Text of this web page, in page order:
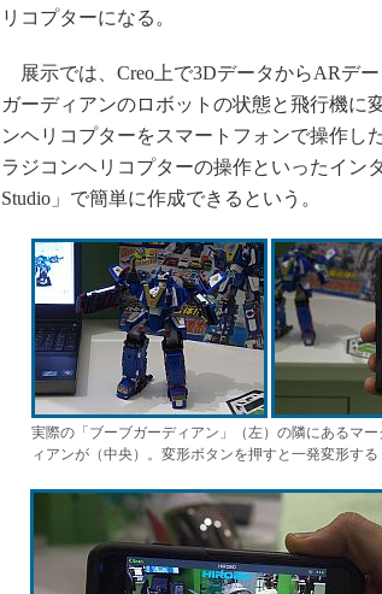
リコプターになる。
展示では、Creo上で3DデータからARデ
ガーディアンのロボットの状態と飛行機に
ンヘリコプターをスマートフォンで操作し
ラジコンヘリコプターの操作といったイン
Studio」で簡単に作成できるという。
実際の「ブーブガーディアン」（左）の隣にあるマ
ィアンが（中央）。変形ボタンを押すと一発変形する